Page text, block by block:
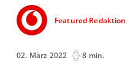
Featured Redaktion
02. März 2022 8 min.